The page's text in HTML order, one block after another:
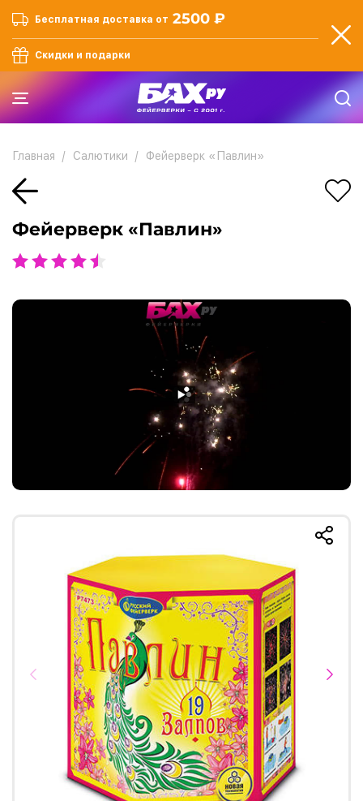
Бесплатная доставка от 2500 ₽
Скидки и подарки
Главная Салютики Фейерверк «Павлин»
Фейерверк «Павлин»